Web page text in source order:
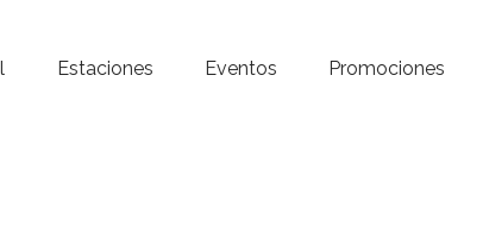
Estaciones Eventos Promociones